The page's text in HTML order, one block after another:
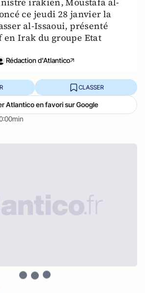
ce jeudi 28 janvier la
al-Issaoui, présenté
en Irak du groupe Etat
Rédaction d'Atlantico
CLASSER
Atlantico en favori sur Google